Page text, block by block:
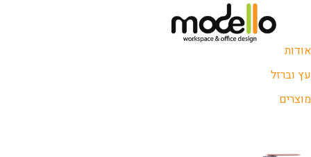
אודות
עץ וברזל
מוצרים